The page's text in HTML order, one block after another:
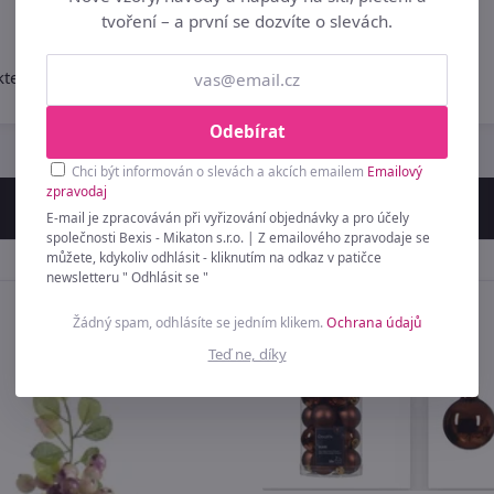
jsou určené k prodeji v módní sezóně 2026.
tvoření – a první se dozvíte o slevách.
Odebírat
Chci být informován o slevách a akcích emailem Emailový
zpravodaj
E-mail je zpracováván při vyřizování objednávky a pro účely
společnosti Bexis - Mikaton s.r.o. | Z emailového zpravodaje se
můžete, kdykoliv odhlásit - kliknutím na odkaz v patičce
newsletteru " Odhlásit se "
Žádný spam, odhlásíte se jedním klikem.Ochrana údajů
Teď ne, díky